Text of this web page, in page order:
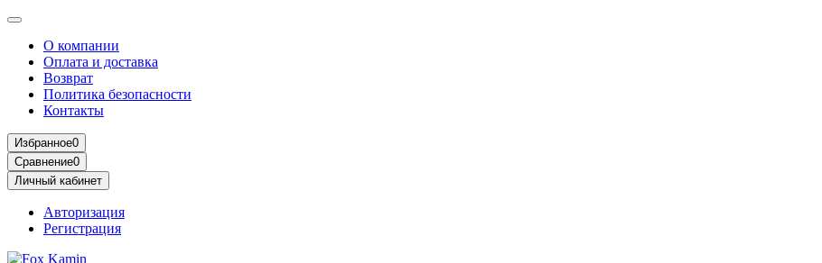
О компании
Оплата и доставка
Возврат
Политика безопасности
Контакты
Избранное0
Сравнение0
Личный кабинет
Авторизация
Регистрация